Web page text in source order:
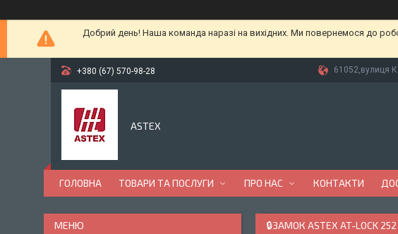
Добрий день! Наша команда наразі на вихідних. Ми повернемося до
+380 (67) 570-98-28 61052,вулиця
ASTEX
ГОЛОВНА ТОВАРИ ТА ПОСЛУГИ ПРО НАС КОНТАКТИ
🔒ЗАМОК ASTEX AT-LOCK